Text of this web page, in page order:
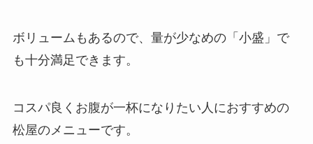
ボリュームもあるので、量が少なめの「小盛」で
も十分満足できます。
コスパ良くお腹が一杯になりたい人におすすめの
松屋のメニューです。